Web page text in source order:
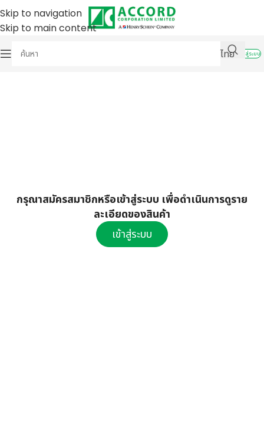
Skip to navigation
Skip to main content
ไทย
เข้าสู่ระบบ
กรุณาสมัครสมาชิกหรือเข้าสู่ระบบ เพื่อดำเนินการดูราย
ละเอียดของสินค้า
เข้าสู่ระบบ